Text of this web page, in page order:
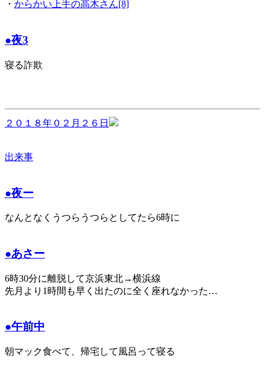
・ からかい上手の高木さん[8]
●夜3
寝る詐欺
２０１８年０２月２６日
出来事
●夜ー
なんとなくうつらうつらとしてたら6時に
●あさー
6時30分に離脱して京浜東北→横浜線
先月より1時間も早く出たのに全く座れなかった…
●午前中
朝マック食べて、帰宅して風呂って寝る